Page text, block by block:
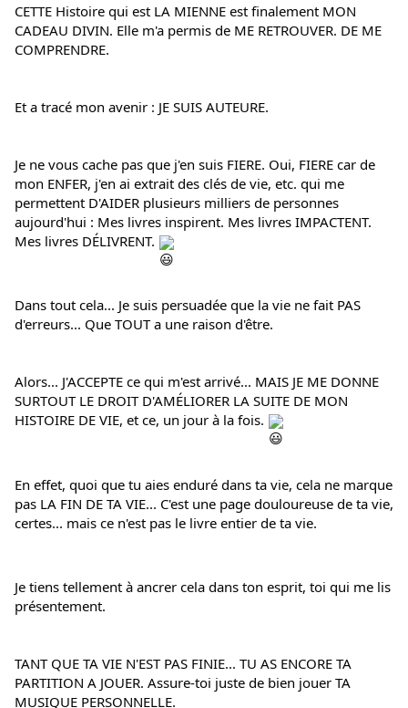
CETTE Histoire qui est LA MIENNE est finalement MON
CADEAU DIVIN. Elle m'a permis de ME RETROUVER. DE ME
COMPRENDRE.
Et a tracé mon avenir : JE SUIS AUTEURE.
Je ne vous cache pas que j'en suis FIERE. Oui, FIERE car de
mon ENFER, j'en ai extrait des clés de vie, etc. qui me
permettent D'AIDER plusieurs milliers de personnes
aujourd'hui : Mes livres inspirent. Mes livres IMPACTENT.
Mes livres DÉLIVRENT.
Dans tout cela... Je suis persuadée que la vie ne fait PAS
d'erreurs... Que TOUT a une raison d'être.
Alors... J'ACCEPTE ce qui m'est arrivé... MAIS JE ME DONNE
SURTOUT LE DROIT D'AMÉLIORER LA SUITE DE MON
HISTOIRE DE VIE, et ce, un jour à la fois.
En effet, quoi que tu aies enduré dans ta vie, cela ne marque
pas LA FIN DE TA VIE... C'est une page douloureuse de ta vie,
certes... mais ce n'est pas le livre entier de ta vie.
Je tiens tellement à ancrer cela dans ton esprit, toi qui me lis
présentement.
TANT QUE TA VIE N'EST PAS FINIE... TU AS ENCORE TA
PARTITION A JOUER. Assure-toi juste de bien jouer TA
MUSIQUE PERSONNELLE.